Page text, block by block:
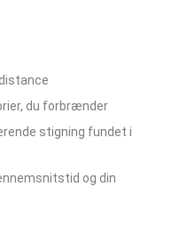
du forbrænder
stigning fundet i
og din